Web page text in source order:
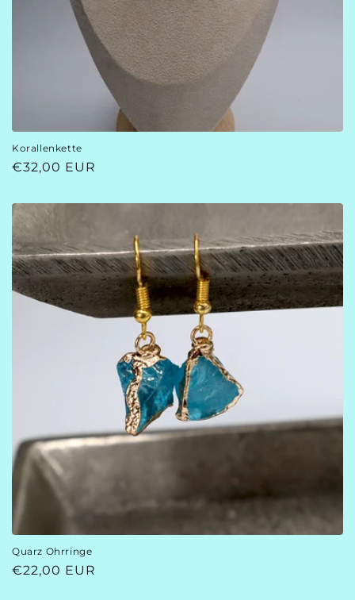
Korallenkette
Normaler
€32,00 EUR
Quarz Ohrringe
Normaler
€22,00 EUR